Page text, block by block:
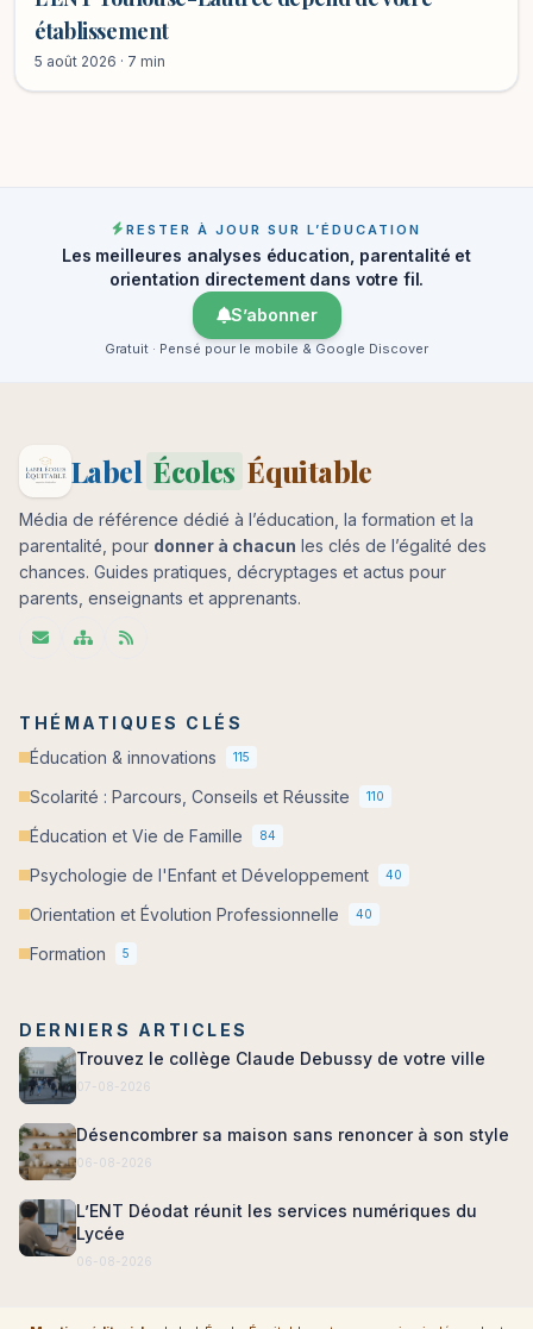
établissement
5 août 2026 · 7 min
RESTER À JOUR SUR L’ÉDUCATION
Les meilleures analyses éducation, parentalité et
orientation directement dans votre fil.
S’abonner
Gratuit · Pensé pour le mobile & Google Discover
Label Écoles Équitable
Média de référence dédié à l’éducation, la formation et la
parentalité, pour donner à chacun les clés de l’égalité des
chances. Guides pratiques, décryptages et actus pour
parents, enseignants et apprenants.
THÉMATIQUES CLÉS
Éducation & innovations
115
Scolarité : Parcours, Conseils et Réussite 110
Éducation et Vie de Famille 84
Psychologie de l'Enfant et Développement 40
Orientation et Évolution Professionnelle 40
Formation 5
DERNIERS ARTICLES
Trouvez le collège Claude Debussy de votre ville
07-08-2026
Désencombrer sa maison sans renoncer à son style
06-08-2026
L’ENT Déodat réunit les services numériques du
Lycée
06-08-2026